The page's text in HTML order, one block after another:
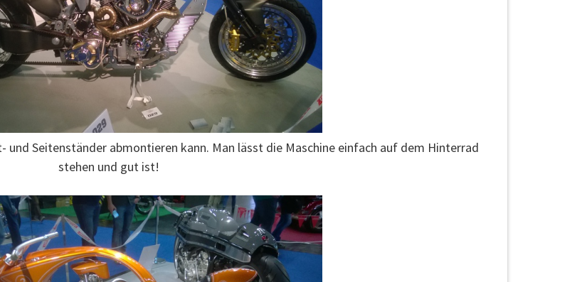
und Seitenständer abmontieren kann. Man lässt die Maschine einfach auf dem Hinterrad
stehen und gut ist!